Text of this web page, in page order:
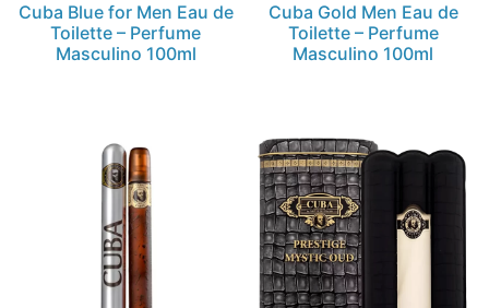
Cuba Blue for Men Eau de
Toilette – Perfume
Masculino 100ml
Cuba Gold Men Eau de
Toilette – Perfume
Masculino 100ml